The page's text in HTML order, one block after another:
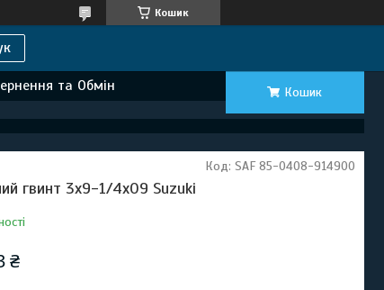
Кошик
та Обмін Кошик
гвинт 3x9-1/4x09 Suzuki
Код: SAF 85-0408-914900
₴